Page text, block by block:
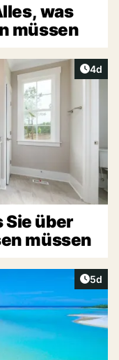
was
müssen
4d
Sie über
müssen
5d